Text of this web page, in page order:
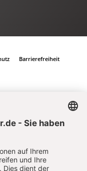
Barrierefreiheit